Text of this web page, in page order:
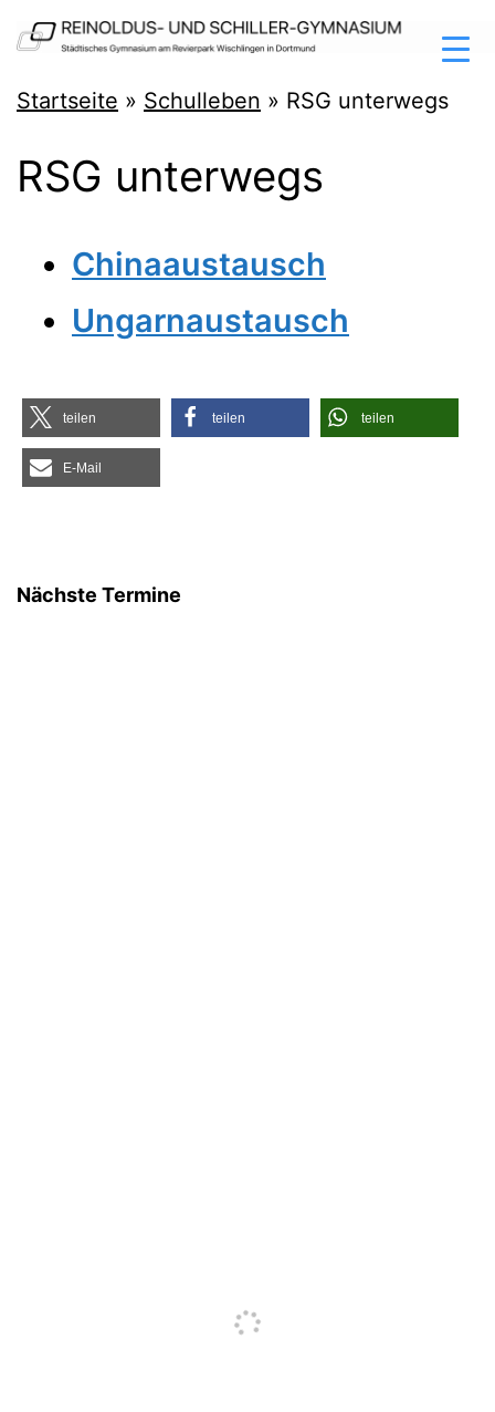
Zum
Inhalt
springen
Reinoldus-
Schiller-
Dortmund
Startseite » Schulleben » RSG unterwegs
RSG unterwegs
Chi­na­aus­tausch
Ungarn­aus­tausch
tei­len tei­len tei­len
E‑Mail
Nächste Termine